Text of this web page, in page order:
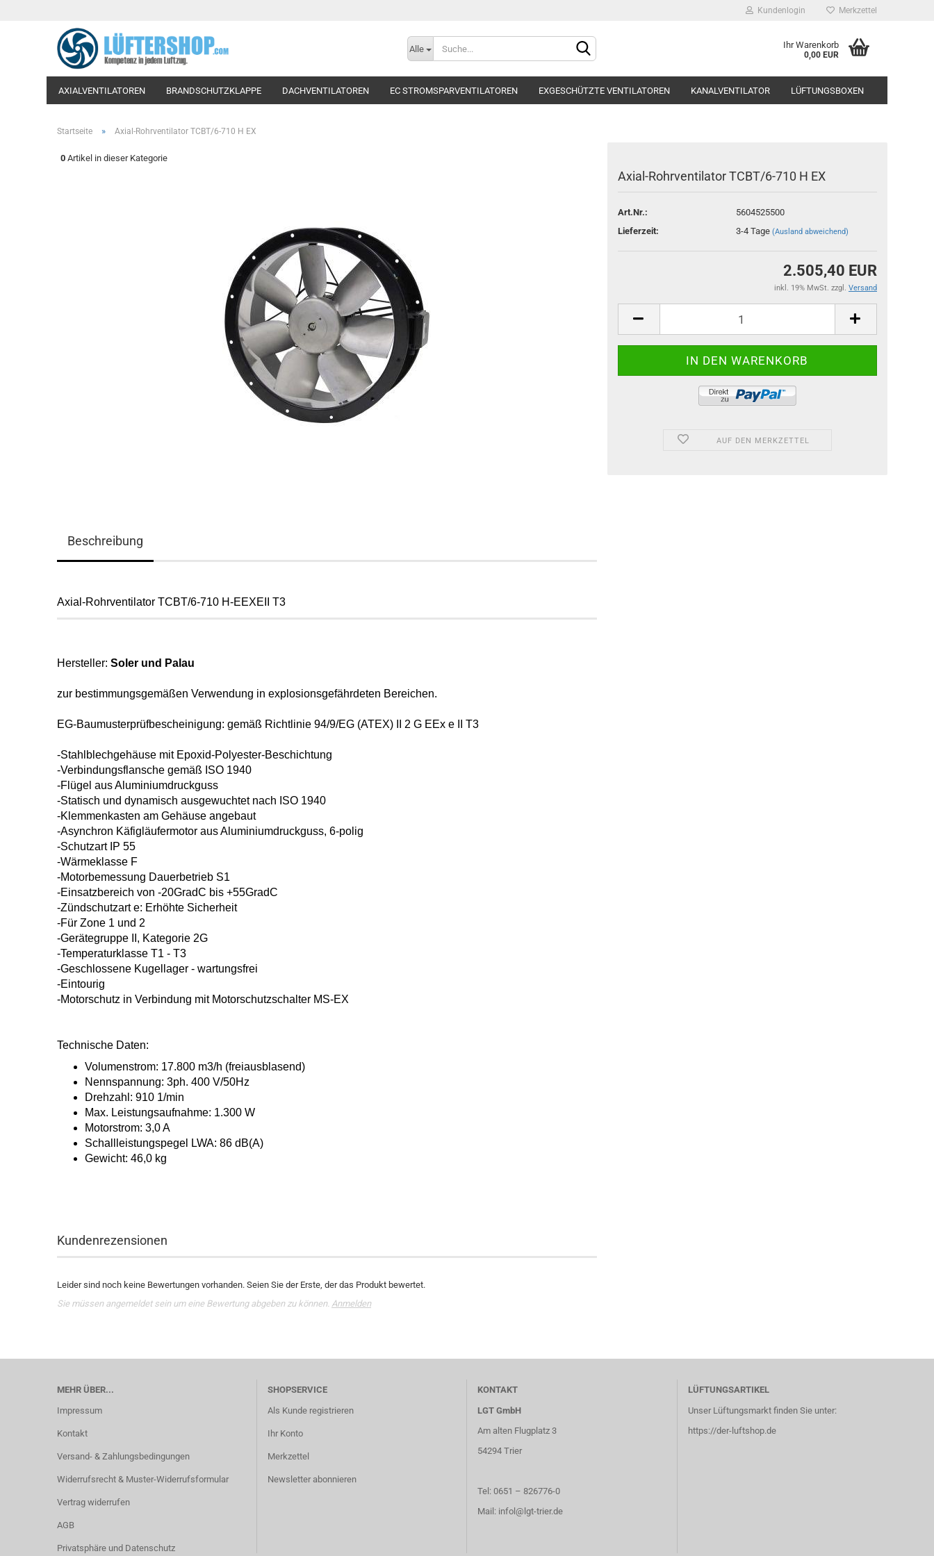
Kundenlogin Merkzettel
Alle Ihr Warenkorb
0,00 EUR
AXIALVENTILATOREN BRANDSCHUTZKLAPPE DACHVENTILATOREN EC STROMSPARVENTILATOREN EXGESCHÜTZTE VENTILATOREN KANALVENTILATOR LÜFTUNGSBOXEN
Startseite » Axial-Rohrventilator TCBT/6-710 H EX
0 Artikel in dieser Kategorie
Axial-Rohrventilator TCBT/6-710 H EX
Art.Nr.:
5604525500
Lieferzeit:
3-4 Tage(Ausland abweichend)
2.505,40 EUR
inkl. 19% MwSt. zzgl. Versand
AUF DEN MERKZETTEL
Beschreibung
Axial-Rohrventilator TCBT/6-710 H-EEXEII T3
Hersteller: Soler und Palau
zur bestimmungsgemäßen Verwendung in explosionsgefährdeten Bereichen.
EG-Baumusterprüfbescheinigung: gemäß Richtlinie 94/9/EG (ATEX) II 2 G EEx e II T3
-Stahlblechgehäuse mit Epoxid-Polyester-Beschichtung
-Verbindungsflansche gemäß ISO 1940
-Flügel aus Aluminiumdruckguss
-Statisch und dynamisch ausgewuchtet nach ISO 1940
-Klemmenkasten am Gehäuse angebaut
-Asynchron Käfigläufermotor ausAluminiumdruckguss, 6-polig
-Schutzart IP 55
-Wärmeklasse F
-Motorbemessung Dauerbetrieb S1
-Einsatzbereich von -20GradC bis +55GradC
-Zündschutzart e: Erhöhte Sicherheit
-Für Zone 1 und 2
-Gerätegruppe II, Kategorie 2G
-Temperaturklasse T1 - T3
-Geschlossene Kugellager - wartungsfrei
-Eintourig
-Motorschutz in Verbindung mit Motorschutzschalter MS-EX
Technische Daten:
Volumenstrom: 17.800 m3/h (freiausblasend)
Nennspannung: 3ph. 400 V/50Hz
Drehzahl: 910 1/min
Max. Leistungsaufnahme: 1.300 W
Motorstrom: 3,0 A
Schallleistungspegel LWA: 86 dB(A)
Gewicht: 46,0 kg
Kundenrezensionen
Leider sind noch keine Bewertungen vorhanden. Seien Sie der Erste, der das Produkt bewertet.
Sie müssen angemeldet sein um eine Bewertung abgeben zu können. Anmelden
MEHR ÜBER...
Impressum
Kontakt
Versand- & Zahlungsbedingungen
Widerrufsrecht & Muster-Widerrufsformular
Vertrag widerrufen
AGB
Privatsphäre und Datenschutz
SHOPSERVICE
Als Kunde registrieren
Ihr Konto
Merkzettel
Newsletter abonnieren
KONTAKT
LGT GmbH
Am alten Flugplatz 3
54294 Trier
Tel: 0651 – 826776-0
Mail: infol@lgt-trier.de
LÜFTUNGSARTIKEL
Unser Lüftungsmarkt finden Sie unter:
https://der-luftshop.de